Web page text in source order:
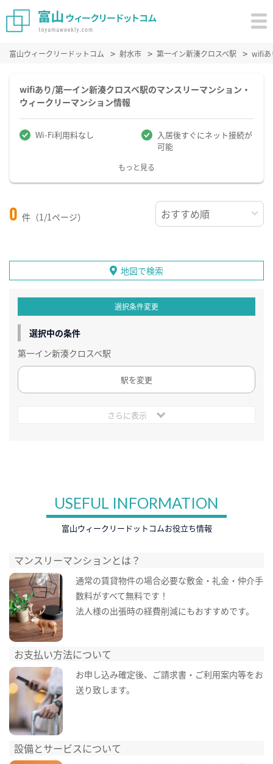
富山ウィークリードットコム 射水市 第一イン新湊クロスベ駅 wifiあ
wifiあり/第一イン新湊クロスベ駅のマンスリーマンション・
ウィークリーマンション情報
Wi-Fi利用料なし
入居後すぐにネット接続が
可能
もっと見る
0 件（1/1ページ）
地図で検索
選択条件変更
選択中の条件
第一イン新湊クロスベ駅
駅を変更
さらに表示
USEFUL INFORMATION
富山ウィークリードットコムお役立ち情報
マンスリーマンションとは？
通常の賃貸物件の場合必要な敷金・礼金・仲介手
数料がすべて無料です！
法人様の出張時の経費削減にもおすすめです。
お支払い方法について
お申し込み確定後、ご請求書・ご利用案内等をお
送り致します。
設備とサービスについて